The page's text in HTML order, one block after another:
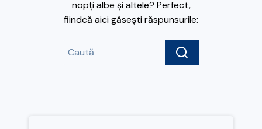
nopți albe și altele? Perfect,
fiindcă aici găsești răspunsurile: